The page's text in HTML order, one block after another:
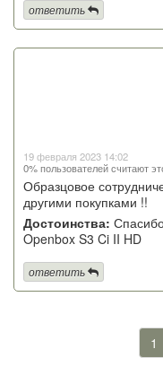
ответить
19 февраля 2023 14:02
0% пользователей считают
Образцовое
другими покупками !!
Достоинства:
Openbox S3 Ci II HD
ответить
1